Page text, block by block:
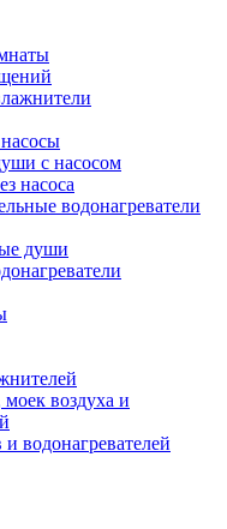
с насосом
насоса
водонагреватели
души
воздуха и
водонагревателей